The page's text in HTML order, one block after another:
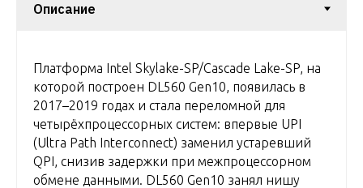
Платформа Intel Skylake-SP/Cascade Lake-SP, на
которой построен DL560 Gen10, появилась в
2017–2019 годах и стала переломной для
четырёхпроцессорных систем: впервые UPI
(Ultra Path Interconnect) заменил устаревший
QPI, снизив задержки при межпроцессорном
обмене данными. DL560 Gen10 занял нишу